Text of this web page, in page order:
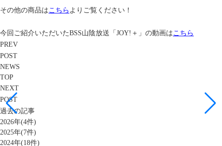
その他の商品はこちら よりご覧ください！
今回ご紹介いただいたBSS山陰放送「JOY!＋」の動画はこちら
PREV
POST
NEWS
TOP
NEXT
POST
過去の記事
2026年(4件)
2025年(7件)
2024年(18件)